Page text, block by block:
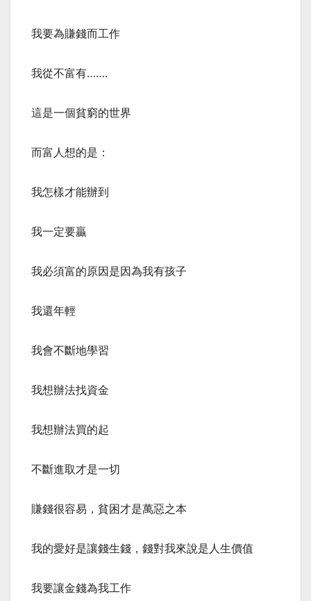
我要為賺錢而工作
我從不富有…….
這是一個貧窮的世界
而富人想的是：
我怎樣才能辦到
我一定要贏
我必須富的原因是因為我有孩子
我還年輕
我會不斷地學習
我想辦法找資金
我想辦法買的起
不斷進取才是一切
賺錢很容易，貧困才是萬惡之本
我的愛好是讓錢生錢，錢對我來說是人生價值
我要讓金錢為我工作